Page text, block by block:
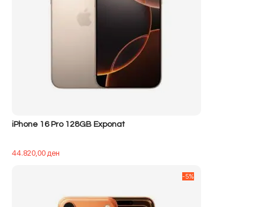
iPhone 16 Pro 128GB Exponat
44.820,00ден
-5%